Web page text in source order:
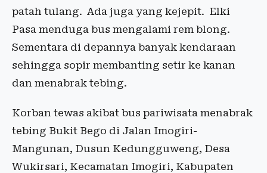
patah tulang. Ada juga yang kejepit. Elki
Pasa menduga bus mengalami rem blong.
Sementara di depannya banyak kendaraan
sehingga sopir membanting setir ke kanan
dan menabrak tebing.
Korban tewas akibat bus pariwisata menabrak
tebing Bukit Bego di Jalan Imogiri-
Mangunan, Dusun Kedungguweng, Desa
Wukirsari, Kecamatan Imogiri, Kabupaten